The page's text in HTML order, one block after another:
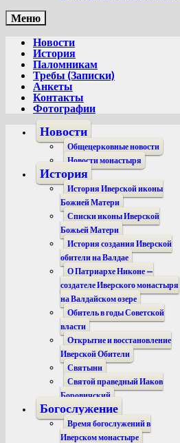
Меню
Новости
История
Паломникам
Требы (Записки)
Анкеты
Контакты
Фотографии
Новости
Общецерковные новости
Новости монастыря
История
История Иверской иконы
Божией Матери
Списки иконы Иверской
Божьей Матери
История создания Иверской
обители на Валдае
О Патриархе Никоне —
создателе Иверского монастыря
на Валдайском озере
Обитель в годы Советской
власти
Открытие и восстановление
Иверской Обители
Святыни
Святой праведный Иаков
Боровичский
Богослужение
Время богослужений в
Иверском монастыре